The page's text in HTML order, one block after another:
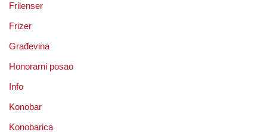
Frilenser
Frizer
Građevina
Honorarni posao
Info
Konobar
Konobarica